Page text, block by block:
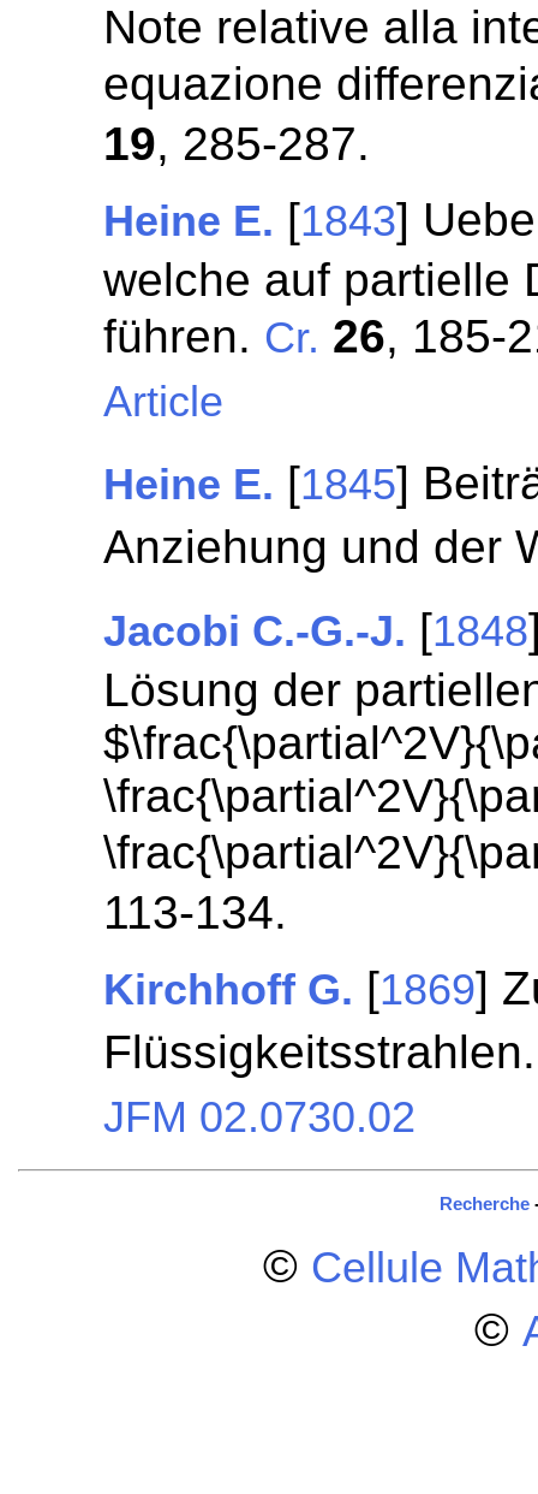
Note relative alla
equazione
19, 285-287.
Heine E. [1843]
welche auf partielle
führen. Cr. 26, 185-
Article
Heine E. [1845]
Anziehung und der
Jacobi C.-G.-J. [1848
Lösung der
113-134.
Kirchhoff G. [1869]
JFM 02.0730.02
Recherche
© Cellule
©